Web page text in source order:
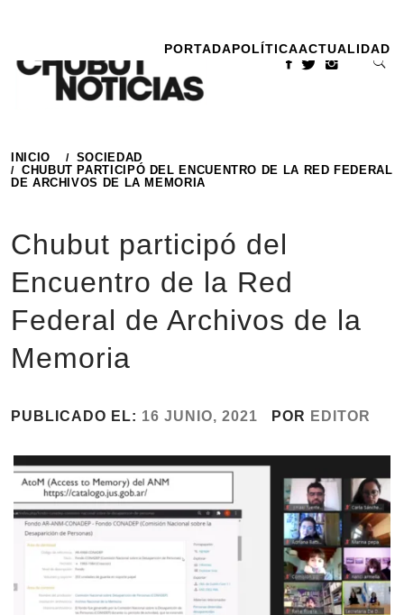
contenido
PORTADAPOLÍTICAACTUALIDAD
INICIO
SOCIEDAD
CHUBUT PARTICIPÓ DEL ENCUENTRO DE LA RED FEDERAL
DE ARCHIVOS DE LA MEMORIA
Chubut participó del
Encuentro de la Red
Federal de Archivos de la
Memoria
PUBLICADO EL: 16 JUNIO, 2021 POR EDITOR